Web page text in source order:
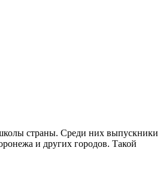
страны. Среди них выпускники
и других городов. Такой